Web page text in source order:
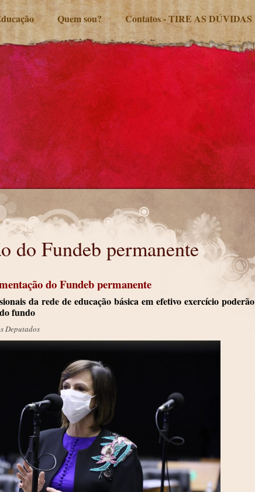
Quem sou? Contatos - TIRE AS DÚVIDAS
do Fundeb permanente
do Fundeb permanente
da rede de educação básica em efetivo exercício poderão
fundo
Deputados